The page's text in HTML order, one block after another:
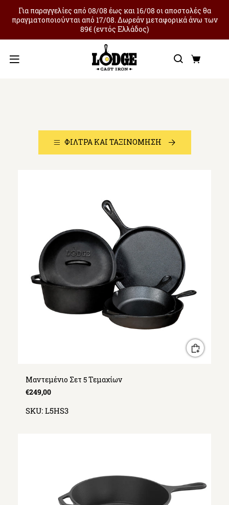
Για παραγγελίες από 08/08 έως και 16/08 οι αποστολές θα
πραγματοποιούνται από 17/08. Δωρεάν μεταφορικά άνω των
89€ (εντός Ελλάδος)
Μενού
All
ΦΊΛΤΡΑ ΚΑΙ ΤΑΞΙΝΌΜΗΣΗ
Μαντεμένιο Σετ 5 Τεμαχίων
€249,00
SKU: L5HS3